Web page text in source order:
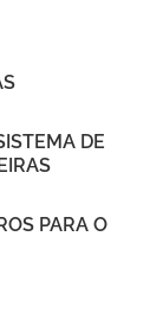
DE
PARA O